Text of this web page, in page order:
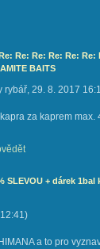
Re: Re: Re: Re:
BAITS
rybář, 29. 8. 2017
za kaprem max.
SLEVOU + dárek 1bal
12:41)
a to pro